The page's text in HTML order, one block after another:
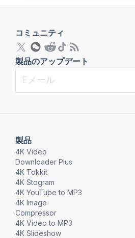
製品
4K Video
Downloader Plus
4K Tokkit
4K Stogram
4K YouTube to MP3
4K Image
Compressor
4K Video to MP3
4K Slideshow
コミュニティ
製品のアップデート